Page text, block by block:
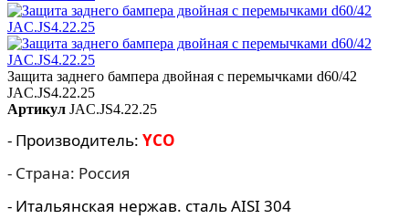
Защита заднего бампера двойная с перемычками d60/42
JAC.JS4.22.25
Артикул JAC.JS4.22.25
- Производитель: YCO
- Страна: Россия
- Итальянская нержав. сталь AISI 304